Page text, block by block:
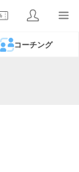
コーチング